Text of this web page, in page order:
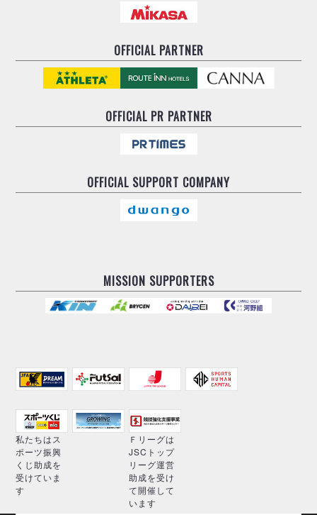
OFFICIAL PARTNER
OFFICIALPR PARTNER
OFFICIAL SUPPORT COMPANY
MISSION SUPPORTERS
私たちはス
ポーツ振興
くじ助成を
受けていま
す
Ｆリーグは
JSCトップ
リーグ運営
助成を受け
て開催して
います